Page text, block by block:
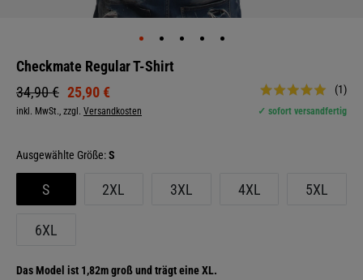
Checkmate Regular T-Shirt
34,90 € 25,90 €
inkl. MwSt., zzgl. Versandkosten
(1)
✓ sofort versandfertig
Größe:S
S 2XL 3XL 4XL 5XL
6XL
Das Model ist 1,82m groß und trägt eine XL.